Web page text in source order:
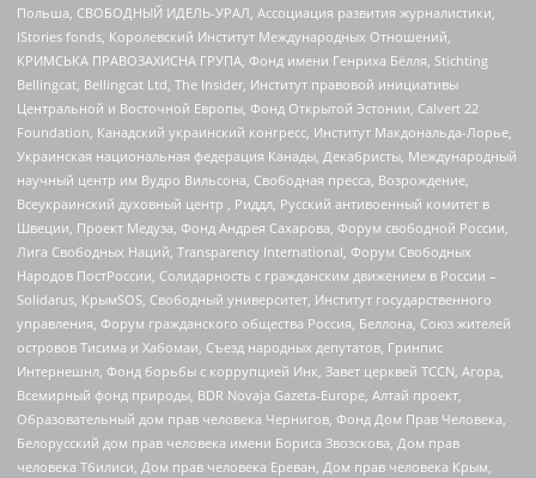
Польша, СВОБОДНЫЙ ИДЕЛЬ-УРАЛ, Ассоциация развития журналистики,
IStories fonds, Королевский Институт Международных Отношений,
КРИМСЬКА ПРАВОЗАХИСНА ГРУПА, Фонд имени Генриха Бёлля, Stichting
Bellingcat, Bellingcat Ltd, The Insider, Институт правовой инициативы
Центральной и Восточной Европы, Фонд Открытой Эстонии, Calvert 22
Foundation, Канадский украинский конгресс, Институт Макдональда-Лорье,
Украинская национальная федерация Канады, Декабристы, Международный
научный центр им Вудро Вильсона, Свободная пресса, Возрождение,
Всеукраинский духовный центр , Риддл, Русский антивоенный комитет в
Швеции, Проект Медуза, Фонд Андрея Сахарова, Форум свободной России,
Лига Свободных Наций, Transparеncy International, Форум Свободных
Народов ПостРоссии, Солидарность с гражданским движением в России –
Solidarus, КрымSOS, Свободный университет, Институт государственного
управления, Форум гражданского общества Россия, Беллона, Союз жителей
островов Тисима и Хабомаи, Съезд народных депутатов, Гринпис
Интернешнл, Фонд борьбы с коррупцией Инк, Завет церквей TCCN, Агора,
Всемирный фонд природы, BDR Novaja Gazeta-Europe, Алтай проект,
Образовательный дом прав человека Чернигов, Фонд Дом Прав Человека,
Белорусский дом прав человека имени Бориса Звозскова, Дом прав
человека Тбилиси, Дом прав человека Ереван, Дом прав человека Крым,